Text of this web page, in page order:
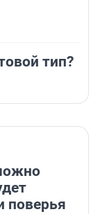
тип?
поверья